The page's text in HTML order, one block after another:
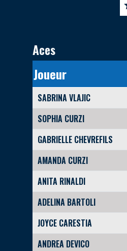
Aces
Joueur
SABRINA VLAJIC
SOPHIA CURZI
GABRIELLE CHEVREFILS
AMANDA CURZI
ANITA RINALDI
ADELINA BARTOLI
JOYCE CARESTIA
ANDREA DEVICO